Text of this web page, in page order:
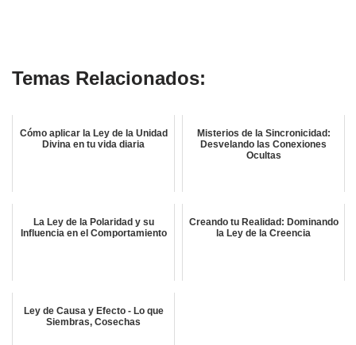
Temas Relacionados:
Cómo aplicar la Ley de la Unidad
Divina en tu vida diaria
Misterios de la Sincronicidad:
Desvelando las Conexiones
Ocultas
La Ley de la Polaridad y su
Influencia en el Comportamiento
Creando tu Realidad: Dominando
la Ley de la Creencia
Ley de Causa y Efecto - Lo que
Siembras, Cosechas